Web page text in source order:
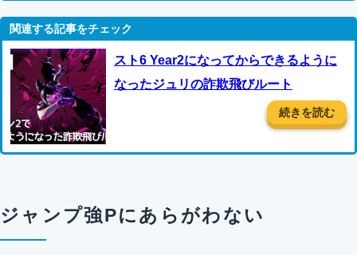
スト6 Year2になってからできるように
なったジュリの詐欺飛びルート
続きを読む
ジャンプ強Pにあらがわない